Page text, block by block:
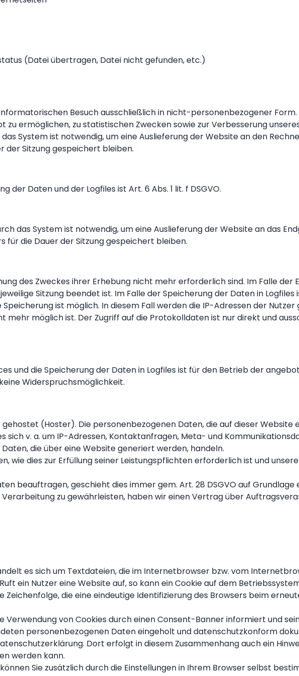
(Datei übertragen, Datei nicht gefunden, etc.)
Besuch ausschließlich in nicht-personenbezogener Form.
ermöglichen, zu statistischen Zwecken sowie zur Verbesserung
System ist notwendig, um eine Auslieferung der Website an den
der Sitzung gespeichert bleiben.
Daten und der Logfiles ist Art. 6 Abs. 1 lit. f DSGVO.
das System ist notwendig, um eine Auslieferung der Website an das
für die Dauer der Sitzung gespeichert bleiben.
des Zweckes ihrer Erhebung nicht mehr erforderlich sind. Im Falle der
Sitzung beendet ist. Im Falle der Speicherung der Daten in
ist möglich. In diesem Fall werden die IP-Adressen der
mehr möglich ist. Der Zugriff auf die Protokolldaten ist nur direkt und
und die Speicherung der Daten in Logfiles ist für den Betrieb der
Widerspruchsmöglichkeit.
(Hoster). Die personenbezogenen Daten, die auf dieser Website
sich v. a. um IP-Adressen, Kontaktanfragen, Meta- und
die über eine Website generiert werden, handeln.
wie dies zur Erfüllung seiner Leistungspflichten erforderlich ist und
beauftragen, geschieht dies immer gem. Art. 28 DSGVO auf Grundlage
zu gewährleisten, haben wir einen Vertrag über
es sich um Textdateien, die im Internetbrowser bzw. vom
ein Nutzer eine Website auf, so kann ein Cookie auf dem
die eine eindeutige Identifizierung des Browsers beim
von Cookies durch einen Consent-Banner informiert und
personenbezogenen Daten eingeholt und datenschutzkonform
Dort erfolgt in diesem Zusammenhang auch ein
werden kann.
Sie zusätzlich durch die Einstellungen in Ihrem Browser selbst